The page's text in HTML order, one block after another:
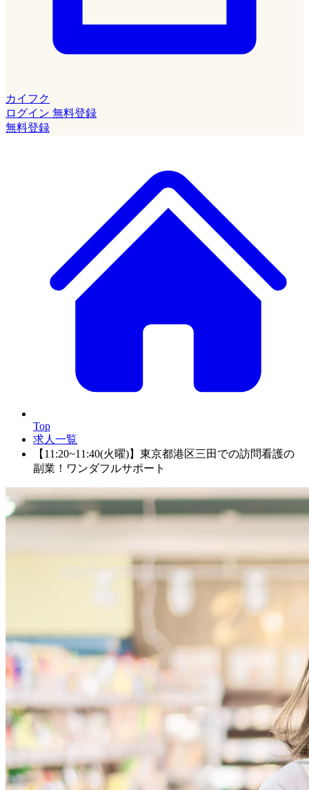
カイフク
ログイン 無料登録
無料登録
Top
求人一覧
【11:20~11:40(火曜)】東京都港区三田での訪問看護の
副業！ワンダフルサポート